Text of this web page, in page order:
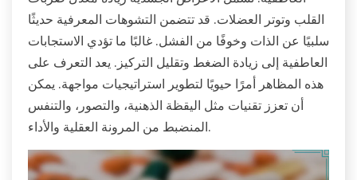
القلب وتوتر العضلات. قد تتضمن التشوهات المعرفية حديثًا
سلبيًا عن الذات وخوفًا من الفشل. غالبًا ما تؤدي الاستجابات
العاطفية إلى زيادة الضغط وتقليل التركيز. يعد التعرف على
هذه المظاهر أمرًا حيويًا لتطوير استراتيجيات مواجهة. يمكن
أن تعزز تقنيات مثل اليقظة الذهنية، والتصور، والتنفس
المنضبط من المرونة العقلية والأداء.